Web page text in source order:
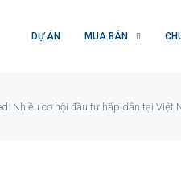
DỰ ÁN MUA BÁN
Nhiều cơ hội đầu tư hấp dẫn tại Việt